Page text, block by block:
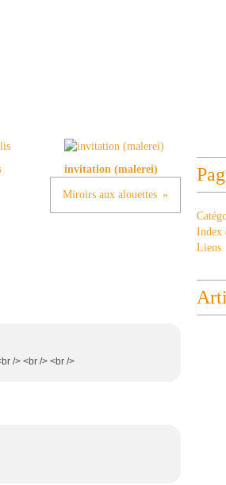
invitation (malerei)
Miroirs aux alouettes
/> <br /> <br />
Index
Liens